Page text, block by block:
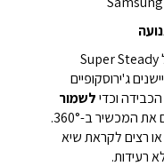
החדשה של Super Steady
ג'ירוסקופיים
הכבידה וכדילשמור
גם כשמסובבים את המכשיר ב-360°.
או רצים לקראת שיא
רעידות.